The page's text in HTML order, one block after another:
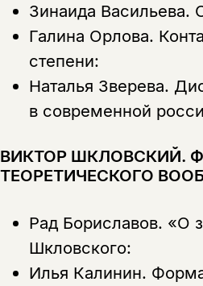
Зинаида Васильева.
Галина Орлова.
степени:
Наталья Зверева.
в современной
ВИКТОР ШКЛОВСКИЙ.
ТЕОРЕТИЧЕСКОГО
Рад Бориславов. «О
Шкловского:
Илья Калинин.